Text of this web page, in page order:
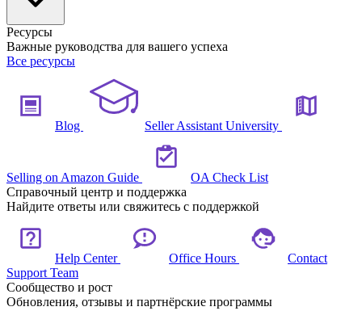
Ресурсы
Важные руководства для вашего успеха
Все ресурсы
Blog Seller Assistant University
Selling on Amazon Guide
OA Check List
Справочный центр и поддержка
Найдите ответы или свяжитесь с поддержкой
Help Center Office Hours
Contact
Support Team
Сообщество и рост
Обновления, отзывы и партнёрские программы